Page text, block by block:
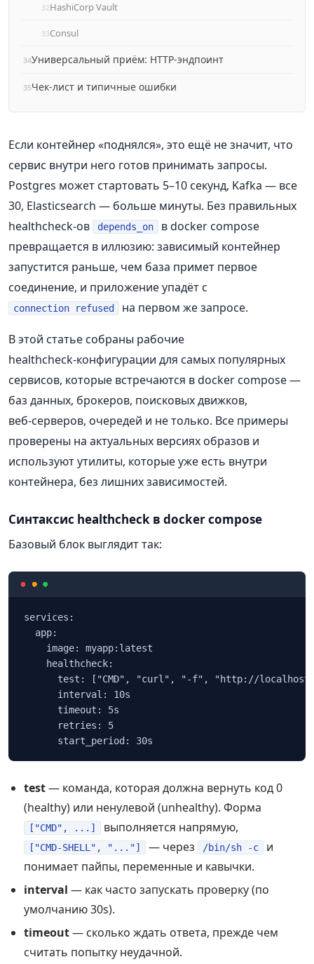
HashiCorp Vault
Consul
Универсальный приём: HTTP‑эндпоинт
Чек‑лист и типичные ошибки
Если контейнер «поднялся», это ещё не значит, что
сервис внутри него готов принимать запросы.
Postgres может стартовать 5–10 секунд, Kafka — все
30, Elasticsearch — больше минуты. Без правильных
healthcheck‑ов
depends_on
в docker compose
превращается в иллюзию: зависимый контейнер
запустится раньше, чем база примет первое
соединение, и приложение упадёт с
connection refused на первом же запросе.
В этой статье собраны рабочие
healthcheck‑конфигурации для самых популярных
сервисов, которые встречаются в docker compose —
баз данных, брокеров, поисковых движков,
веб‑серверов, очередей и не только. Все примеры
проверены на актуальных версиях образов и
используют утилиты, которые уже есть внутри
контейнера, без лишних зависимостей.
Синтаксис healthcheck в docker compose
Базовый блок выглядит так:
services:
  app:
    image: myapp:latest
    healthcheck:
test: ["CMD", "curl", "-f", "http://
      interval: 10s
      timeout: 5s
      retries: 5
      start_period: 30s
test— команда, которая должна вернуть код 0
(healthy) или ненулевой (unhealthy). Форма
["CMD", ...] выполняется напрямую,
["CMD-SHELL", "..."] — через /bin/sh -c
и
понимает пайпы, переменные и кавычки.
interval — как часто запускать проверку (по
умолчанию 30s).
timeout— сколько ждать ответа, прежде чем
считать попытку неудачной.